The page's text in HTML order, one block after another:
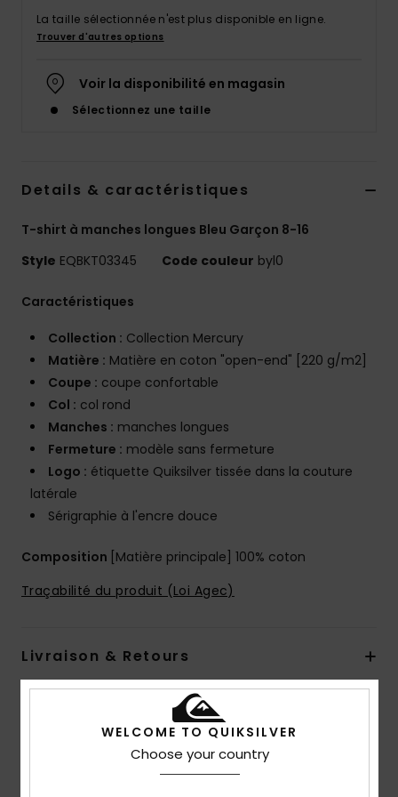
La taille sélectionnée n'est plus disponible en ligne.
Trouver d'autres options
Voir la disponibilité en magasin
Sélectionnez une taille
Details & caractéristiques
T-shirt à manches longues Bleu Garçon 8-16
Style EQBKT03345 Code couleur byl0
Caractéristiques
Collection : Collection Mercury
Matière : Matière en coton "open-end" [220 g/m2]
Coupe : coupe confortable
Col : col rond
Manches : manches longues
Fermeture : modèle sans fermeture
Logo : étiquette Quiksilver tissée dans la couture
latérale
Sérigraphie à l'encre douce
Composition [Matière principale] 100% coton
Traçabilité du produit (Loi Agec)
Livraison & Retours
Avis clientsWELCOME TO QUIKSILVER
Choose your country